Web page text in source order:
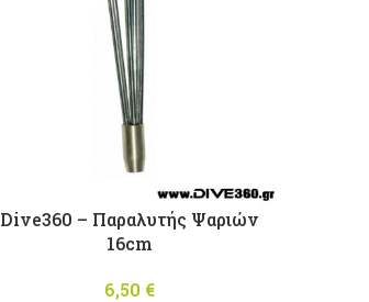
Dive360 – Παραλυτής Ψαριών
16cm
6,50 €